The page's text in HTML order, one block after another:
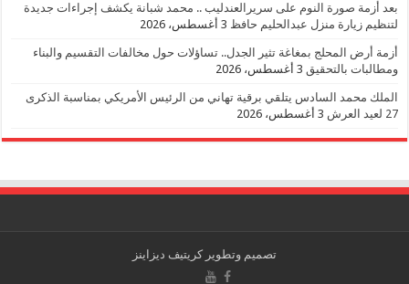
بعد أزمة صورة النوم على سريرالعندليب .. محمد شبانة يكشف إجراءات جديدة
لتنظيم زيارة منزل عبدالحليم حافظ 3 أغسطس، 2026
أزمة أرض المحلج بمغاغة تثير الجدل.. تساؤلات حول مخالفات التقسيم والبناء
ومطالبات بالتحقيق 3 أغسطس، 2026
الملك محمد السادس يتلقي برقية تهاني من الرئيس الأمريكي بمناسبة الذكرى
27 لعيد العرش
3 أغسطس، 2026
تصميم وتطويركريتيف ديزاينز